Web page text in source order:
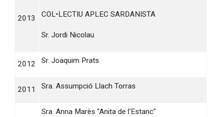
2013 COL•LECTIU APLEC SARDANISTA
Sr. Jordi Nicolau
2012 Sr. Joaquim Prats
2011 Sra. Assumpció Llach Torras
Sra. Anna Marès "Anita de l'Estanc"